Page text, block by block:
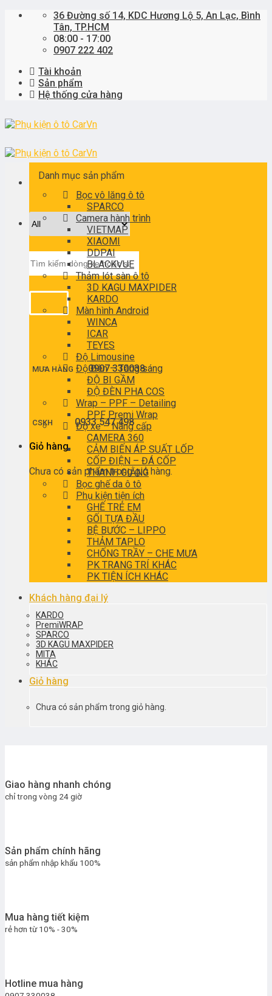
Skip
36 Đường số 14, KDC Hương Lộ 5, An Lạc, Bình
Tân, TP.HCM
08:00 - 17:00
0907 222 402
Tài khoản
Sản phẩm
Hệ thống cửa hàng
kiếm:
MUA HÀNG0907 330038
CSKH 0933 547 498
Giỏ hàng
Chưa có sản phẩm trong giỏ hàng.
Danh mục sản phẩm
Bọc vô lăng ô tô
SPARCO
Camera hành trình
VIETMAP
XIAOMI
DDPAI
BLACKVUE
Thảm lót sàn ô tô
3D KAGU MAXPIDER
KARDO
Màn hình Android
WINCA
ICAR
TEYES
Độ Limousine
Độ Đèn – Tăng sáng
ĐỘ BI GẦM
ĐỘ ĐÈN PHA COS
Wrap – PPF – Detailing
PPF Premi Wrap
Độ xe – Nâng cấp
CAMERA 360
CẢM BIẾN ÁP SUẤT LỐP
CỐP ĐIỆN – ĐÁ CỐP
THANH GIẰNG
Bọc ghế da ô tô
Phụ kiện tiện ích
GHẾ TRẺ EM
GỐI TỰA ĐẦU
BỆ BƯỚC – LIPPO
THẢM TAPLO
CHỐNG TRẦY – CHE MƯA
PK TRANG TRÍ KHÁC
PK TIỆN ÍCH KHÁC
Khách hàng đại lý
KARDO
PremiWRAP
SPARCO
3D KAGU MAXPIDER
MITA
KHÁC
Giỏ hàng
Chưa có sản phẩm trong giỏ hàng.
Giao hàng nhanh chóng
chỉ trong vòng 24 giờ
Sản phẩm chính hãng
sản phẩm nhập khẩu 100%
Mua hàng tiết kiệm
rẻ hơn từ 10% - 30%
Hotline mua hàng